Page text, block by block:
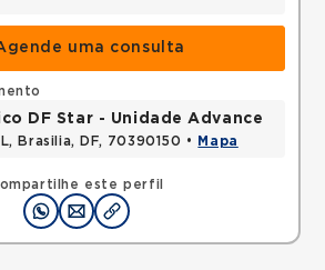
uma consulta
este perfil
DF Star - Unidade Advance
Brasilia, DF, 70390150 • Mapa